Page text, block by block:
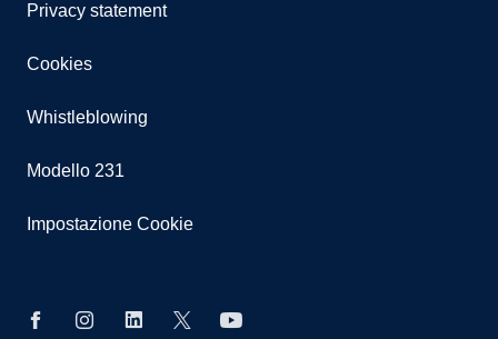
Privacy statement
Cookies
Whistleblowing
Modello 231
Impostazione Cookie